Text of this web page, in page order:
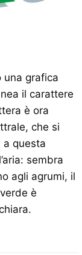
una grafica
il carattere
è ora
che si
a questa
sembra
agli agrumi, il
è